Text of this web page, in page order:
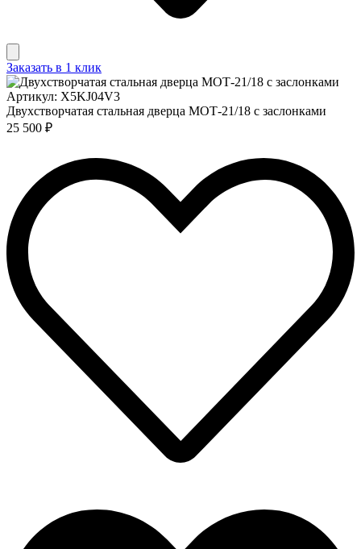
Заказать в 1 клик
Артикул: X5KJ04V3
Двухстворчатая стальная дверца МОТ-21/18 с заслонками
25 500 ₽